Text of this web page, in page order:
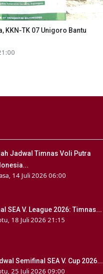
KKN-TK 07 Unigoro Bantu
Jadwal Timnas Voli Putra
14 Juli 2026 06:00
SEA V. League 2026: Timnas...
18 Juli 2026 21:15
Semifinal SEA V. Cup 2026...
25 Juli 2026 09:00